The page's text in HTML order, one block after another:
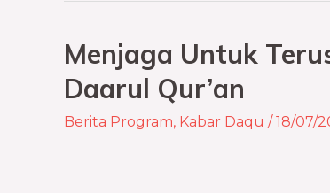
Menjaga Untuk
Daarul Qur’an
Berita Program, Kabar Daqu /18/07/
Menjaga
Untuk
Terus
Bertumbuhnya